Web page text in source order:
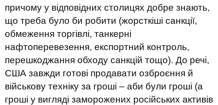
причому у відповідних столицях добре знають,
що треба було би робити (жорсткіші санкції,
обмеження торгівлі, танкерні
нафтоперевезення, експортний контроль,
перешкоджання обходу санкцій тощо). До речі,
США завжди готові продавати озброєння й
військову техніку за гроші – аби були гроші (а
гроші у вигляді заморожених російських активів